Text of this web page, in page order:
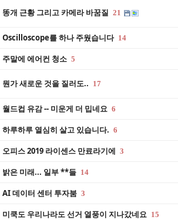
똥개 근황 그리고 카메라 바꿈질 21
Oscilloscope를 하나 주웠습니다 14
주말에 에어컨 청소 5
뭔가 새로운 것을 질러도.. 17
월드컵 유감 -- 미운게 더 밉네요 6
하루하루 열심히 살고 있습니다. 6
오피스 2019 라이센스 만료라기에 3
밝은 미래... 일부 **들 14
AI 데이터 센터 투자붐 3
미쿡도 우리나라도 선거 열풍이 지나갔네요 15